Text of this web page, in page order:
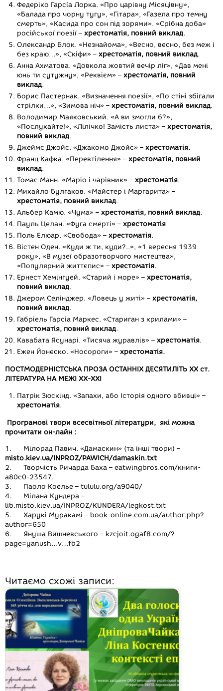
Федерiко Гарсíа Лорка. «Про царівну Місяцівну»,
«Балада про чорну тугу», «Гітара», «Газела про темну
смерть», «Касида про сон під зорями». «Срібна доба»
російської поезії –хрестоматія, повний виклад.
Олександр Блок. «Незнайома», «Весно, весно, без меж і
без краю…», «Скіфи» –хрестоматія, повний виклад.
Анна Ахматова. «Довкола жовтий вечір ліг», «Дав мені
юнь ти сутужну», «Реквієм» –хрестоматія, повний
виклад.
Борис Пастернак. «Визначення поезії», «По стіні збігали
стрілки…», «Зимова ніч» –хрестоматія, повний виклад.
Володимир Маяковський. «А ви змогли б?»,
«Послухайте!», «Лілічко! Замість листа» –хрестоматія,
повний виклад.
Джеймс Джойс. «Джакомо Джойс» –хрестоматія.
Франц Кафка. «Перевтілення» –хрестоматія, повний
виклад.
Томас Манн. «Маріо і чарівник» –хрестоматія.
Михайло Булгаков. «Майстер і Маргарита» –
хрестоматія, повний виклад.
Альбер Камю. «Чума» –хрестоматія, повний виклад.
Пауль Целан. «Фуга смерті» –хрестоматія
Поль Елюар. «Свобода» –хрестоматія.
Вістен Оден. «Куди ж ти, куди?..», «1 вересня 1939
року», «В музеї образотворчого мистецтва»,
«Популярний життєпис» –хрестоматія.
Ернест Хемінгуей. «Старий і море» –хрестоматія,
повний виклад.
Джером Селінджер. «Ловець у житі» –хрестоматія,
повний виклад.
Габріель Гарсіа Маркес. «Стариган з крилами» –
хрестоматія, повний виклад.
Кавабата Ясунарі. «Тисяча журавлів» –хрестоматія.
Ежен Йонеско. «Носороги» –хрестоматія.
ПОСТМОДЕРНІСТСЬКА ПРОЗА ОСТАННІХ ДЕСЯТИЛІТЬ ХХ ст.
ЛІТЕРАТУРА НА МЕЖІ ХХ-ХХІ
Патрік Зюскінд. «Запахи, або Історія одного вбивці» –
хрестоматія.
Програмові твори всесвітньої літератури, які можна
прочитати он-лайн :
1.
Мілорад Павич. «Дамаскин» (та інші твори) –
misto.kiev.ua/INPROZ/PAWICH/damaskin.txt
2. Творчість Ричарда Баха – eatwingbros.com/книги-
a80c0-23547,
3. Паоло Коелье – tululu.org/a9040/
4. Мілана Кундера –
lib.misto.kiev.ua/INPROZ/KUNDERA/legkost.txt
5. Харукі Муракамі – book-online.com.ua/author.php?
author=650
6. Януша Вишневського – kzcjoit.ogaf8.com/?
page=yanush…v…fb2
Читаємо схожі записи: